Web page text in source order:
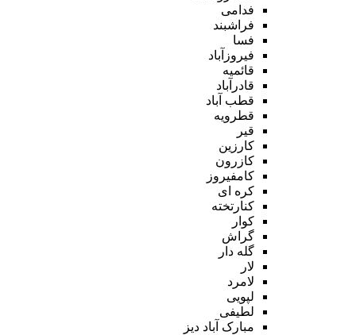
فدامی
فراشبند
فسا
فیروزآباد
قائمیه
قادرآباد
قطب آباد
قطرویه
قیر
کارزین
کازرون
کامفیروز
کره ای
کنارتخته
کوار
گراش
گله دار
لار
لامرد
لپویی
لطیفی
مبارک آباد دیز